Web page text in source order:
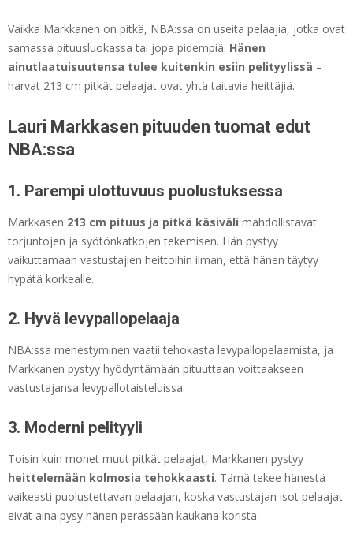
Vaikka Markkanen on pitkä, NBA:ssa on useita pelaajia, jotka ovat
samassa pituusluokassa tai jopa pidempiä. Hänen
ainutlaatuisuutensa tulee kuitenkin esiin pelityylissä –
harvat 213 cm pitkät pelaajat ovat yhtä taitavia heittäjiä.
Lauri Markkasen pituuden tuomat edut
NBA:ssa
1. Parempi ulottuvuus puolustuksessa
Markkasen 213 cm pituus ja pitkä käsiväli mahdollistavat
torjuntojen ja syötönkatkojen tekemisen. Hän pystyy
vaikuttamaan vastustajien heittoihin ilman, että hänen täytyy
hypätä korkealle.
2. Hyvä levypallopelaaja
NBA:ssa menestyminen vaatii tehokasta levypallopelaamista, ja
Markkanen pystyy hyödyntämään pituuttaan voittaakseen
vastustajansa levypallotaisteluissa.
3. Moderni pelityyli
Toisin kuin monet muut pitkät pelaajat, Markkanen pystyy
heittelemään kolmosia tehokkaasti. Tämä tekee hänestä
vaikeasti puolustettavan pelaajan, koska vastustajan isot pelaajat
eivät aina pysy hänen perässään kaukana korista.